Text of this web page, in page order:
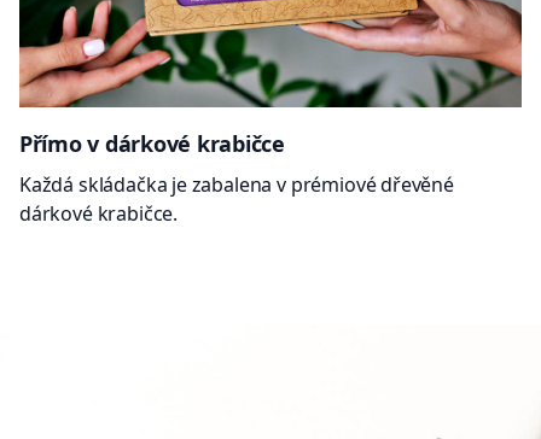
Přímo v dárkové krabičce
Každá skládačka je zabalena v prémiové dřevěné
dárkové krabičce.